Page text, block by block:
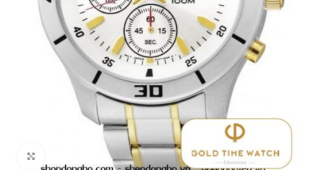
Click to enlarge